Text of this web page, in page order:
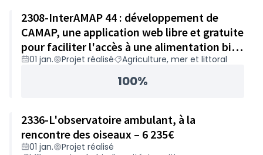
2308-InterAMAP 44 : développement de
CAMAP, une application web libre et gratuite
pour faciliter l'accès à une alimentation bio,
locale et solidaire – 48 960€
01 jan. Projet réalisé Agriculture, mer et littoral
100%
2336-L'observatoire ambulant, à la
rencontre des oiseaux – 6 235€
01 jan.
Projet réalisé